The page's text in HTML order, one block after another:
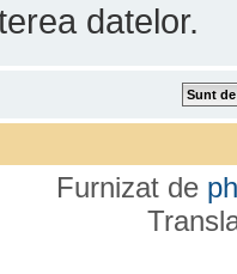
datelor.
Furnizat de